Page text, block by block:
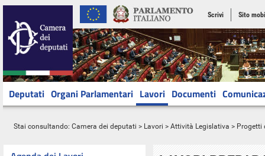
Scrivi Sito
Deputati Organi Parlamentari Lavori Documenti
Stai consultando: Camera dei deputati > Lavori > Attività Legislativa > Progetti